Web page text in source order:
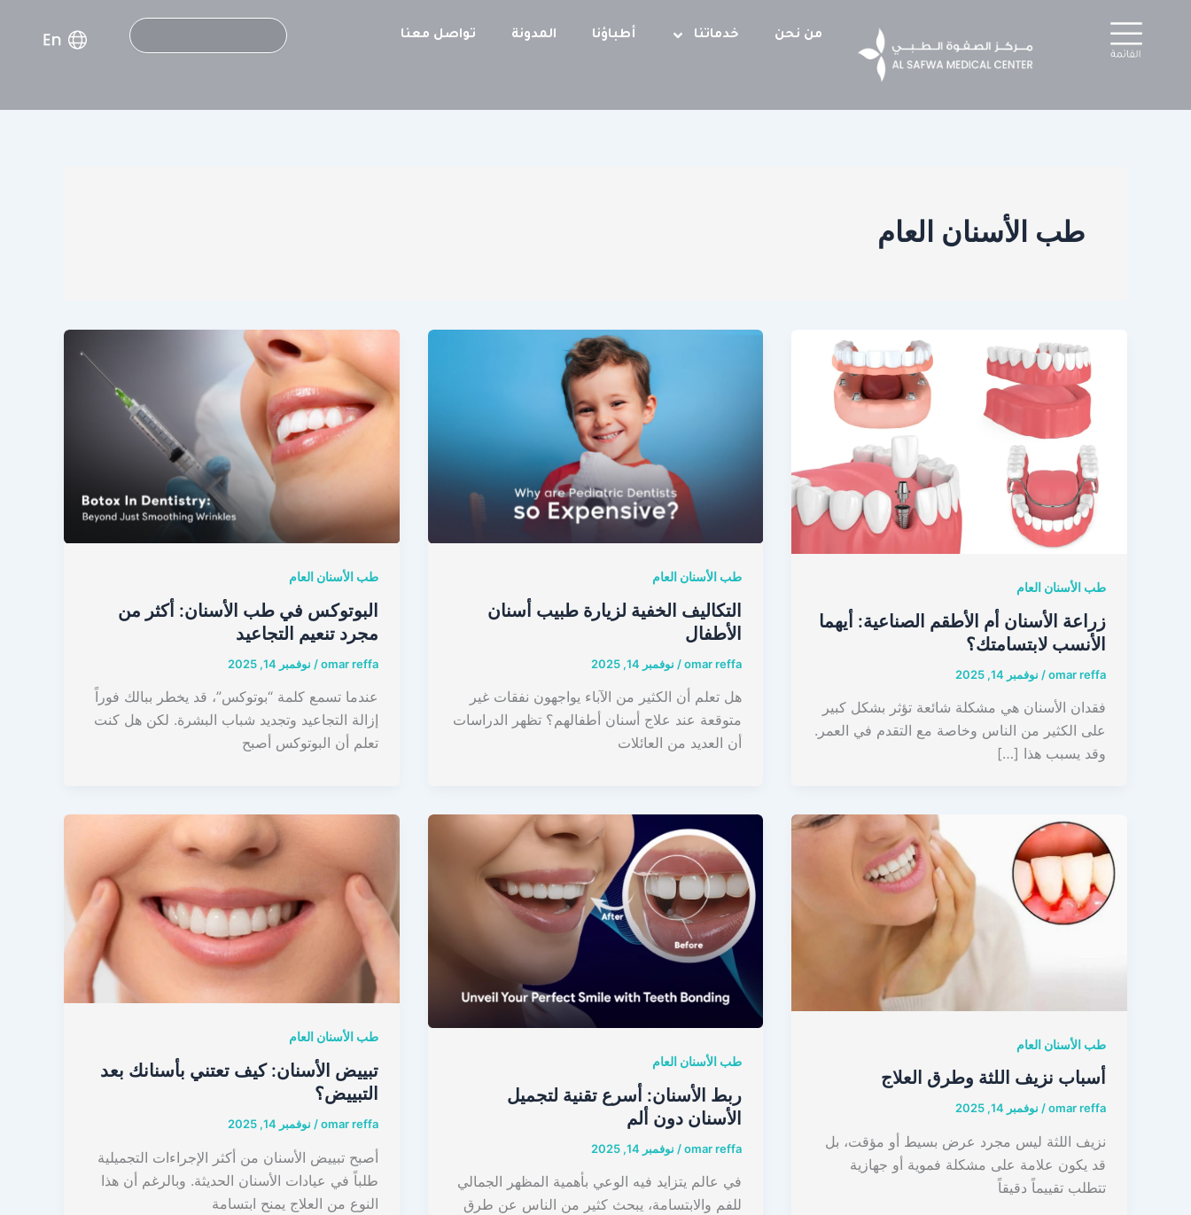
من نحن خدماتنا أطباؤنا المدونة تواصل معنا
Search
طب الأسنان العام
طب الأسنان العام
زراعة الأسنان أم الأطقم الصناعية: أيهما
الأنسب لابتسامتك؟
omar reffa
/ نوفمبر 14, 2025
فقدان الأسنان هي مشكلة شائعة تؤثر بشكل كبير
على الكثير من الناس وخاصة مع التقدم في العمر.
وقد يسبب هذا […]
طب الأسنان العام
التكاليف الخفية لزيارة طبيب أسنان
الأطفال
omar reffa
/ نوفمبر 14, 2025
هل تعلم أن الكثير من الآباء يواجهون نفقات غير
متوقعة عند علاج أسنان أطفالهم؟ تظهر الدراسات
أن العديد من العائلات
طب الأسنان العام
البوتوكس في طب الأسنان: أكثر من
مجرد تنعيم التجاعيد
omar reffa
/ نوفمبر 14, 2025
عندما تسمع كلمة “بوتوكس”، قد يخطر ببالك فوراً
إزالة التجاعيد وتجديد شباب البشرة. لكن هل كنت
تعلم أن البوتوكس أصبح
طب الأسنان العام
أسباب نزيف اللثة وطرق العلاج
omar reffa
/ نوفمبر 14, 2025
نزيف اللثة ليس مجرد عرض بسيط أو مؤقت، بل
قد يكون علامة على مشكلة فموية أو جهازية
تتطلب تقييماً دقيقاً
طب الأسنان العام
ربط الأسنان: أسرع تقنية لتجميل
الأسنان دون ألم
omar reffa
/ نوفمبر 14, 2025
في عالم يتزايد فيه الوعي بأهمية المظهر الجمالي
للفم والابتسامة، يبحث كثير من الناس عن طرق
طب الأسنان العام
تبييض الأسنان: كيف تعتني بأسنانك بعد
التبييض؟
omar reffa
/ نوفمبر 14, 2025
أصبح تبييض الأسنان من أكثر الإجراءات التجميلية
طلباً في عيادات الأسنان الحديثة. وبالرغم أن هذا
النوع من العلاج يمنح ابتسامة